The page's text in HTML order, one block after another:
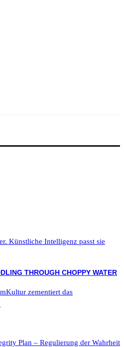
Künstliche Intelligenz passt sie
zementiert das
Plan – Regulierung der Wahrheit